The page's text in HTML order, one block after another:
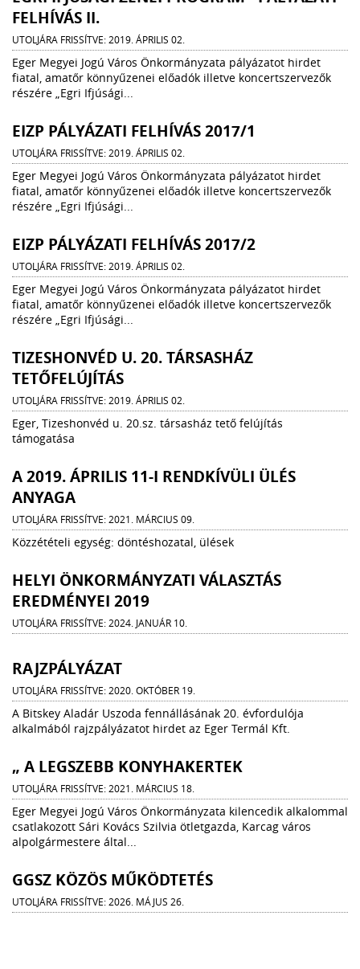
FELHÍVÁS II.
UTOLJÁRA FRISSÍTVE: 2019. ÁPRILIS 02.
Eger Megyei Jogú Város Önkormányzata pályázatot hirdet
fiatal, amatőr könnyűzenei előadók illetve koncertszervezők
részére „Egri Ifjúsági...
EIZP PÁLYÁZATI FELHÍVÁS 2017/1
UTOLJÁRA FRISSÍTVE: 2019. ÁPRILIS 02.
Eger Megyei Jogú Város Önkormányzata pályázatot hirdet
fiatal, amatőr könnyűzenei előadók illetve koncertszervezők
részére „Egri Ifjúsági...
EIZP PÁLYÁZATI FELHÍVÁS 2017/2
UTOLJÁRA FRISSÍTVE: 2019. ÁPRILIS 02.
Eger Megyei Jogú Város Önkormányzata pályázatot hirdet
fiatal, amatőr könnyűzenei előadók illetve koncertszervezők
részére „Egri Ifjúsági...
TIZESHONVÉD U. 20. TÁRSASHÁZ
TETŐFELÚJÍTÁS
UTOLJÁRA FRISSÍTVE: 2019. ÁPRILIS 02.
Eger, Tizeshonvéd u. 20.sz. társasház tető felújítás
támogatása
A 2019. ÁPRILIS 11-I RENDKÍVÜLI ÜLÉS
ANYAGA
UTOLJÁRA FRISSÍTVE: 2021. MÁRCIUS 09.
Közzétételi egység: döntéshozatal, ülések
HELYI ÖNKORMÁNYZATI VÁLASZTÁS
EREDMÉNYEI 2019
UTOLJÁRA FRISSÍTVE: 2024. JANUÁR 10.
RAJZPÁLYÁZAT
UTOLJÁRA FRISSÍTVE: 2020. OKTÓBER 19.
A Bitskey Aladár Uszoda fennállásának 20. évfordulója
alkalmából rajzpályázatot hirdet az Eger Termál Kft.
„ A LEGSZEBB KONYHAKERTEK
UTOLJÁRA FRISSÍTVE: 2021. MÁRCIUS 18.
Eger Megyei Jogú Város Önkormányzata kilencedik alkalommal
csatlakozott Sári Kovács Szilvia ötletgazda, Karcag város
alpolgármestere által...
GGSZ KÖZÖS MŰKÖDTETÉS
UTOLJÁRA FRISSÍTVE: 2026. MÁJUS 26.